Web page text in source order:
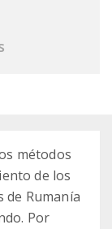
métodos
de los
de Rumanía
Por